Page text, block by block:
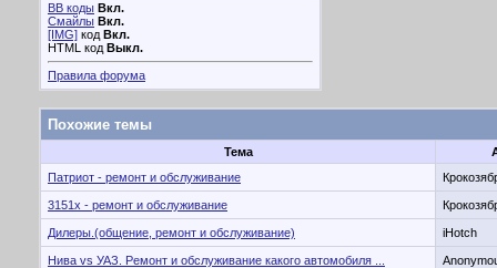
BB коды Вкл.
Смайлы Вкл.
[IMG] код Вкл.
HTML код Выкл.
Правила форума
Похожие темы
Тема
Патриот - ремонт и обслуживание
3151х - ремонт и обслуживание
Дилеры.(общение, ремонт и обслуживание) iHotch
Нива vs УАЗ. Ремонт и обслуживание какого автомобиля ...